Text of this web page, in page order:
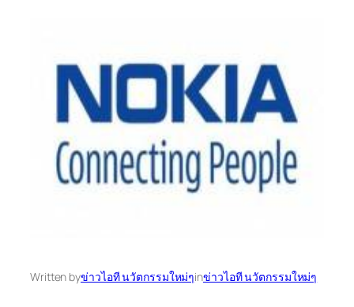
Written byข่าวไอที นวัตกรรมใหม่ๆinข่าวไอที นวัตกรรมใหม่ๆ